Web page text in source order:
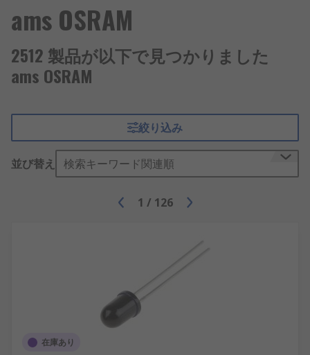
ams OSRAM
2512 製品が以下で見つかりました
ams OSRAM
絞り込み
並び替え 検索キーワード関連順
1 / 126
在庫あり